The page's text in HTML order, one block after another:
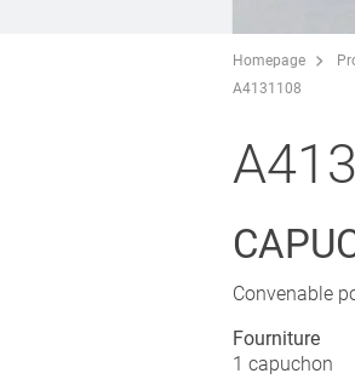
Homepage
A4131108
Convenable
Fourniture
1 capuchon